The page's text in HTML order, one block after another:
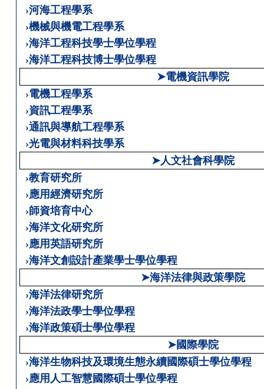
›河海工程學系
›機械與機電工程學系
›海洋工程科技學士學位學程
›海洋工程科技博士學位學程
➤電機資訊學院
›電機工程學系
›資訊工程學系
›通訊與導航工程學系
›光電與材料科技學系
➤人文社會科學院
›教育研究所
›應用經濟研究所
›師資培育中心
›海洋文化研究所
›應用英語研究所
›海洋文創設計產業學士學位學程
➤海洋法律與政策學院
›海洋法律研究所
›海洋法政學士學位學程
›海洋政策碩士學位學程
➤國際學院
›海洋生物科技及環境生態永續國際碩士學位學程
›應用人工智慧國際碩士學位學程